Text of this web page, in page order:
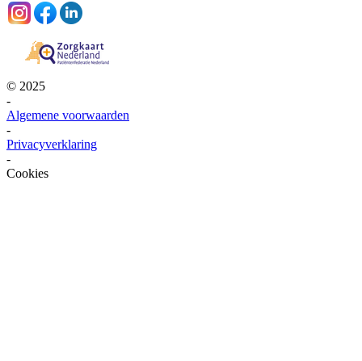
© 2025
-
Algemene voorwaarden
-
Privacyverklaring
-
Cookies